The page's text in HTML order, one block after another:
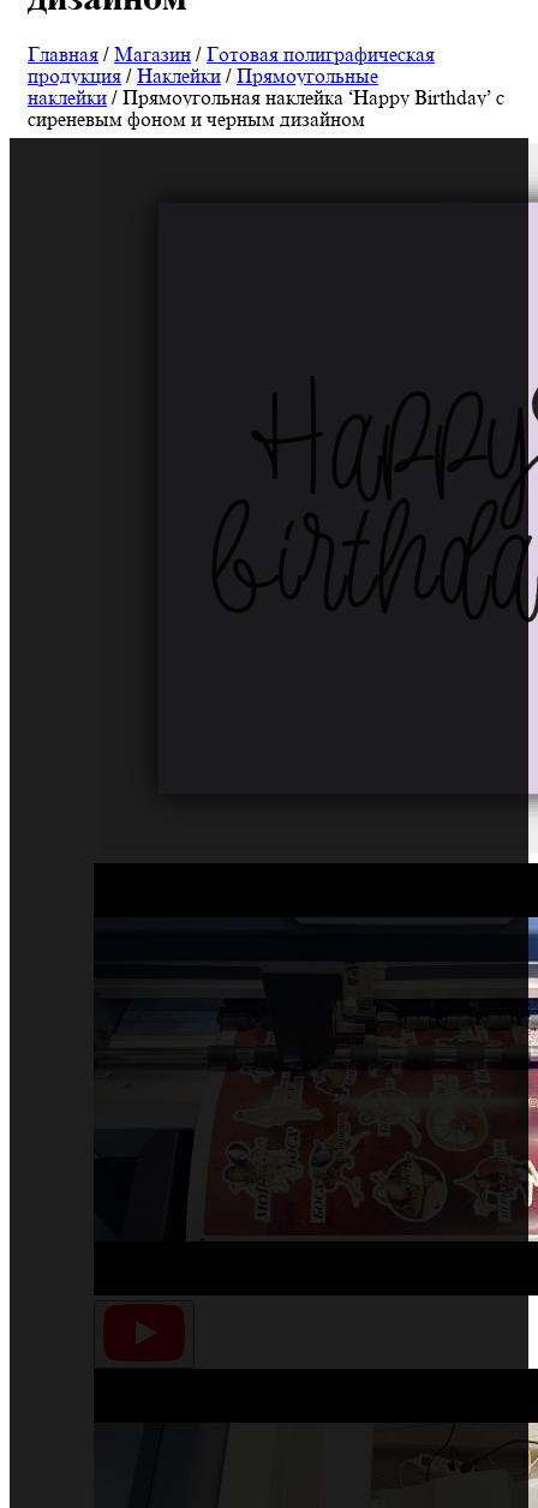
Главная / Магазин / Готовая полиграфическая
продукция / Наклейки / Прямоугольные
наклейки / Прямоугольная наклейка ‘Happy Birthday’ с
сиреневым фоном и черным дизайном